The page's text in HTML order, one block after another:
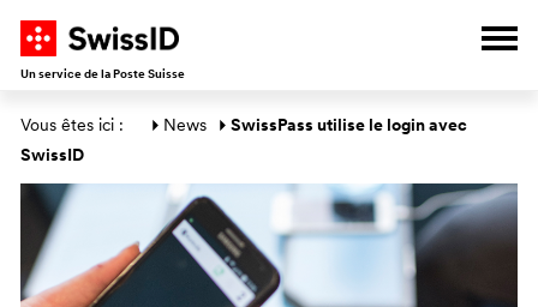
Un service de la Poste Suisse
Section générale
Vous êtes ici : News
SwissPass utilise le login avec
SwissID